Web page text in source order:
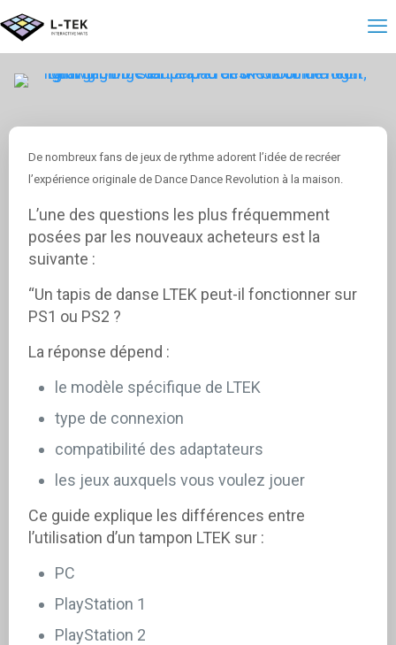
De nombreux fans de jeux de rythme adorent l’idée de recréer
l’expérience originale de Dance Dance Revolution à la maison.
L’une des questions les plus fréquemment
posées par les nouveaux acheteurs est la
suivante :
“Un tapis de danse LTEK peut-il fonctionner sur
PS1 ou PS2 ?
La réponse dépend :
le modèle spécifique de LTEK
type de connexion
compatibilité des adaptateurs
les jeux auxquels vous voulez jouer
Ce guide explique les différences entre
l’utilisation d’un tampon LTEK sur :
PC
PlayStation 1
PlayStation 2